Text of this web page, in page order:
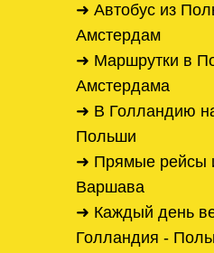
➜ Автобус из
Амстердам
➜ Маршрутки в
Амстердама
➜ В Голландию
Польши
➜ Прямые рейсы
Варшава
➜ Каждый день
Голландия -